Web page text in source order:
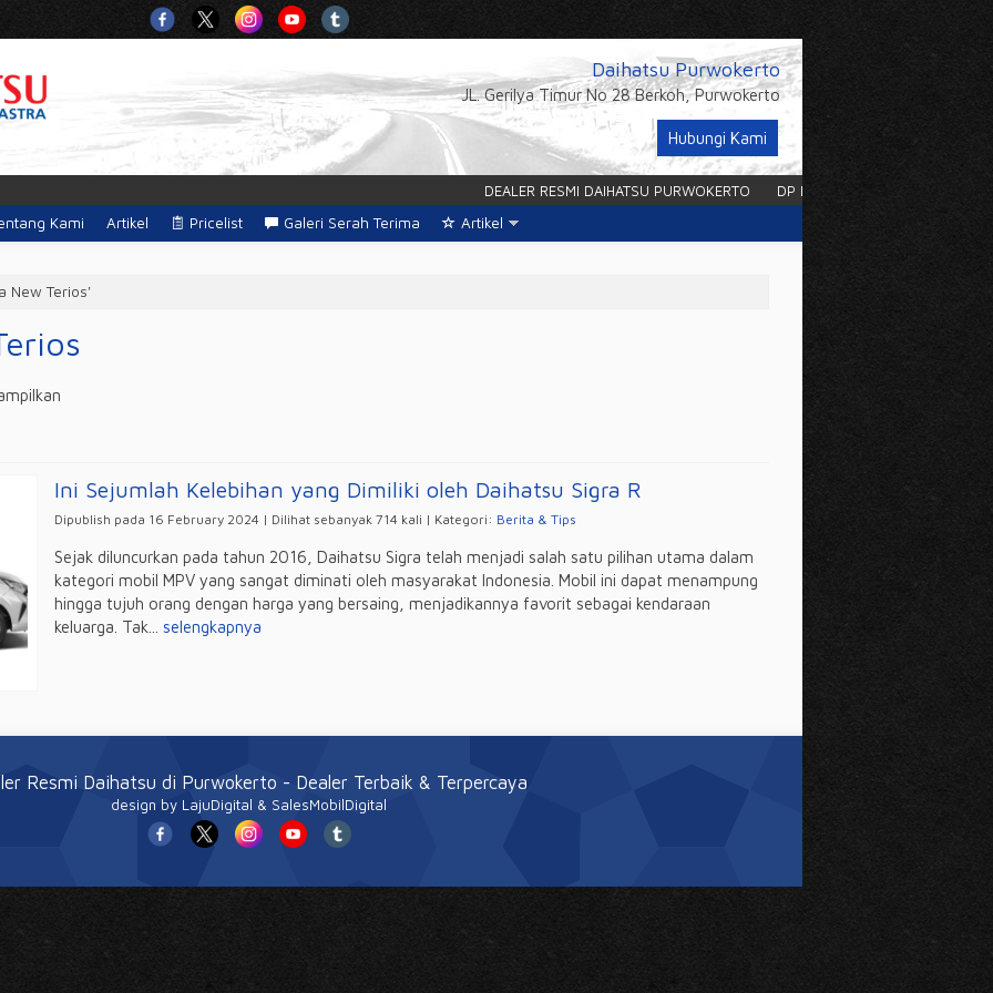
Daihatsu Purwokerto
JL. Gerilya Timur No 28 Berkoh, Purwokerto
Hubungi Kami
DEALER RESMI DAIHATSU PURWOKERTO DP RENDAH DISKON BESAR
Kami Artikel Pricelist Galeri Serah Terima Artikel
New Terios'
Ini Sejumlah Kelebihan yang Dimiliki oleh Daihatsu Sigra R
Dipublish pada 16 February 2024 | Dilihat sebanyak 714 kali | Kategori: Berita & Tips
Sejak diluncurkan pada tahun 2016, Daihatsu Sigra telah menjadi salah satu pilihan utama dalam
kategori mobil MPV yang sangat diminati oleh masyarakat Indonesia. Mobil ini dapat menampung
hingga tujuh orang dengan harga yang bersaing, menjadikannya favorit sebagai kendaraan
keluarga. Tak... selengkapnya
Resmi Daihatsu di Purwokerto - Dealer Terbaik & Terpercaya
design by LajuDigital & SalesMobilDigital